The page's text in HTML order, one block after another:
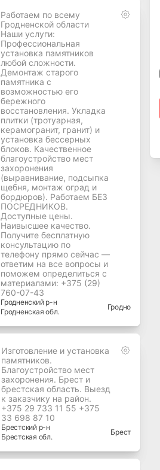
Работаем по всему
Гродненской области
Наши услуги:
Профессиональная
установка памятников
любой сложности.
Демонтаж старого
памятника с
возможностью его
бережного
восстановления. Укладка
плитки (тротуарная,
керамогранит, гранит) и
установка бессерных
блоков. Качественное
благоустройство мест
захоронения
(выравнивание, подсыпка
щебня, монтаж оград и
бордюров). Работаем БЕЗ
ПОСРЕДНИКОВ.
Доступные цены.
Наивысшее качество.
Получите бесплатную
консультацию по
телефону прямо сейчас —
ответим на все вопросы и
поможем определиться с
материалами: +375 (29)
760-07-43
Гродненскийр-н
Гродненская обл.
Гродно
Изготовление и установка
памятников.
Благоустройство мест
захоронения. Брест и
брестская область. Выезд
к заказчику на район.
+375 29 733 11 55 +375
33 698 87 10
Брестскийр-н
Брестская обл.
Брест